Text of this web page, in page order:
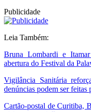
Publicidade
Leia Também:
Bruna Lombardi e
abertura do Festival da
Vigilância Sanitária
denúncias podem ser feitas
Cartão-postal de Curitiba,